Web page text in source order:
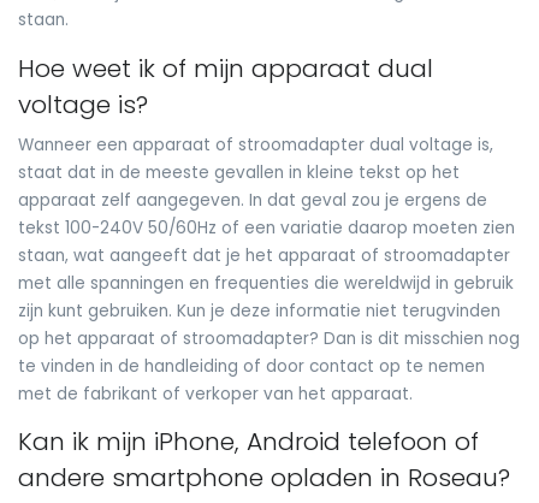
staan.
Hoe weet ik of mijn apparaat dual
voltage is?
Wanneer een apparaat of stroomadapter dual voltage is,
staat dat in de meeste gevallen in kleine tekst op het
apparaat zelf aangegeven. In dat geval zou je ergens de
tekst 100-240V 50/60Hz of een variatie daarop moeten zien
staan, wat aangeeft dat je het apparaat of stroomadapter
met alle spanningen en frequenties die wereldwijd in gebruik
zijn kunt gebruiken. Kun je deze informatie niet terugvinden
op het apparaat of stroomadapter? Dan is dit misschien nog
te vinden in de handleiding of door contact op te nemen
met de fabrikant of verkoper van het apparaat.
Kan ik mijn iPhone, Android telefoon of
andere smartphone opladen in Roseau?